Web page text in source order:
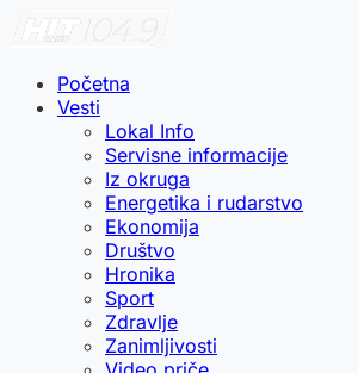
Početna
Vesti
Lokal Info
Servisne informacije
Iz okruga
Energetika i rudarstvo
Ekonomija
Društvo
Hronika
Sport
Zdravlje
Zanimljivosti